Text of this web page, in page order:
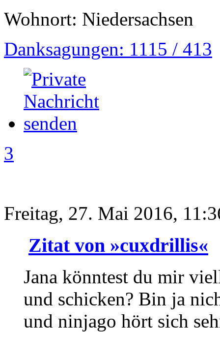
Wohnort: Niedersachsen
Danksagungen: 1115 / 413
3
Freitag, 27. Mai 2016,
Zitat von »cuxdrillis«
Jana könntest du mir
und schicken? Bin ja
und ninjago hört sich